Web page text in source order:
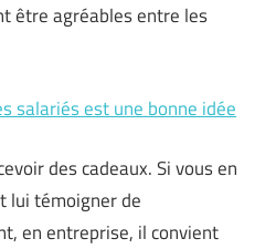
être agréables entre les
salariés est une bonne idée
des cadeaux. Si vous en
lui témoigner de
en entreprise, il convient